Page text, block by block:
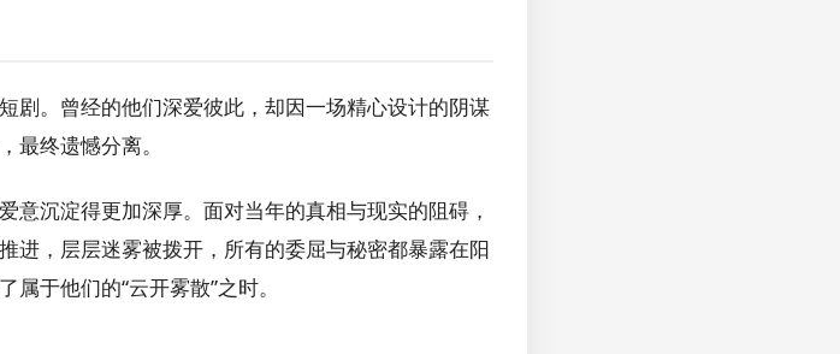
剧。曾经的他们深爱彼此，却因一场精心设计的阴谋
最终遗憾分离。
意沉淀得更加深厚。面对当年的真相与现实的阻碍，
进，层层迷雾被拨开，所有的委屈与秘密都暴露在阳
于他们的“云开雾散”之时。